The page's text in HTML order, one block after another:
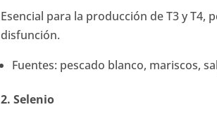
Esencial para la producción de T3 y T4,
disfunción.
Fuentes: pescado blanco, mariscos,
2. Selenio